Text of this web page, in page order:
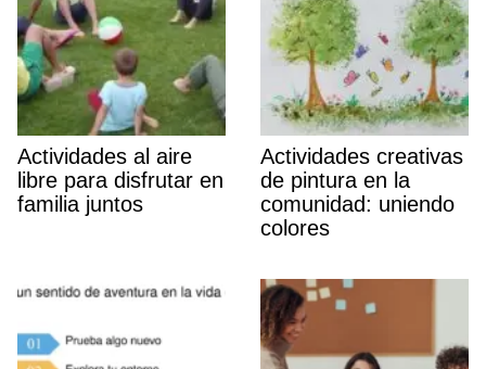
Actividades al aire
libre para disfrutar en
familia juntos
Actividades creativas
de pintura en la
comunidad: uniendo
colores